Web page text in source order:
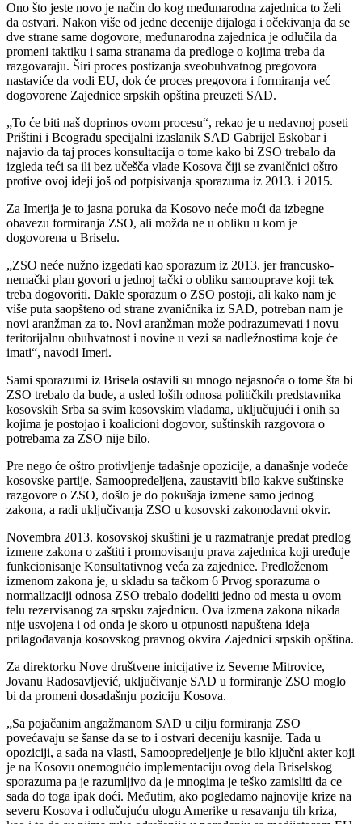
Ono što jeste novo je način do kog međunarodna zajednica to želi
da ostvari. Nakon više od jedne decenije dijaloga i očekivanja da se
dve strane same dogovore, međunarodna zajednica je odlučila da
promeni taktiku i sama stranama da predloge o kojima treba da
razgovaraju. Širi proces postizanja sveobuhvatnog pregovora
nastaviće da vodi EU, dok će proces pregovora i formiranja već
dogovorene Zajednice srpskih opština preuzeti SAD.
„To će biti naš doprinos ovom procesu“, rekao je u nedavnoj poseti
Prištini i Beogradu specijalni izaslanik SAD Gabrijel Eskobar i
najavio da taj proces konsultacija o tome kako bi ZSO trebalo da
izgleda teći sa ili bez učešča vlade Kosova čiji se zvaničnici oštro
protive ovoj ideji još od potpisivanja sporazuma iz 2013. i 2015.
Za Imerija je to jasna poruka da Kosovo neće moći da izbegne
obavezu formiranja ZSO, ali možda ne u obliku u kom je
dogovorena u Briselu.
„ZSO neće nužno izgedati kao sporazum iz 2013. jer francusko-
nemački plan govori u jednoj tački o obliku samouprave koji tek
treba dogovoriti. Dakle sporazum o ZSO postoji, ali kako nam je
više puta saopšteno od strane zvaničnika iz SAD, potreban nam je
novi aranžman za to. Novi aranžman može podrazumevati i novu
teritorijalnu obuhvatnost i novine u vezi sa nadležnostima koje će
imati“, navodi Imeri.
Sami sporazumi iz Brisela ostavili su mnogo nejasnoća o tome šta bi
ZSO trebalo da bude, a usled loših odnosa političkih predstavnika
kosovskih Srba sa svim kosovskim vladama, uključujući i onih sa
kojima je postojao i koalicioni dogovor, suštinskih razgovora o
potrebama za ZSO nije bilo.
Pre nego će oštro protivljenje tadašnje opozicije, a današnje vodeće
kosovske partije, Samoopredeljena, zaustaviti bilo kakve suštinske
razgovore o ZSO, došlo je do pokušaja izmene samo jednog
zakona, a radi uključivanja ZSO u kosovski zakonodavni okvir.
Novembra 2013. kosovskoj skuštini je u razmatranje predat predlog
izmene zakona o zaštiti i promovisanju prava zajednica koji uređuje
funkcionisanje Konsultativnog veća za zajednice. Predloženom
izmenom zakona je, u skladu sa tačkom 6 Prvog sporazuma o
normalizaciji odnosa ZSO trebalo dodeliti jedno od mesta u ovom
telu rezervisanog za srpsku zajednicu. Ova izmena zakona nikada
nije usvojena i od onda je skoro u otpunosti napuštena ideja
prilagođavanja kosovskog pravnog okvira Zajednici srpskih opština.
Za direktorku Nove društvene inicijative iz Severne Mitrovice,
Jovanu Radosavljević, uključivanje SAD u formiranje ZSO moglo
bi da promeni dosadašnju poziciju Kosova.
„Sa pojačanim angažmanom SAD u cilju formiranja ZSO
povećavaju se šanse da se to i ostvari deceniju kasnije. Tada u
opoziciji, a sada na vlasti, Samoopredeljenje je bilo ključni akter koji
je na Kosovu onemogućio implementaciju ovog dela Briselskog
sporazuma pa je razumljivo da je mnogima je teško zamisliti da ce
sada do toga ipak doći. Međutim, ako pogledamo najnovije krize na
severu Kosova i odlučujuću ulogu Amerike u resavanju tih kriza,